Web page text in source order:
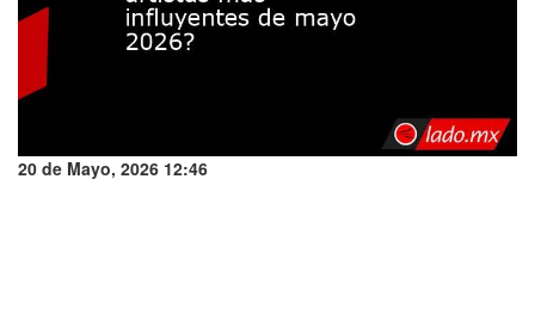
20 de Mayo, 2026 12:46